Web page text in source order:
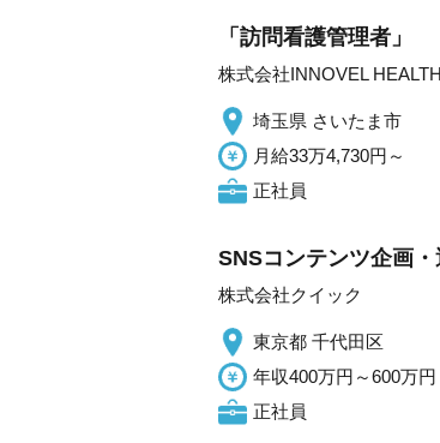
「訪問看護管理者」
株式会社INNOVEL
埼玉県 さいたま市
月給33万4,730円～
正社員
SNSコンテンツ企画
株式会社クイック
東京都 千代田区
年収400万円～600万円
正社員